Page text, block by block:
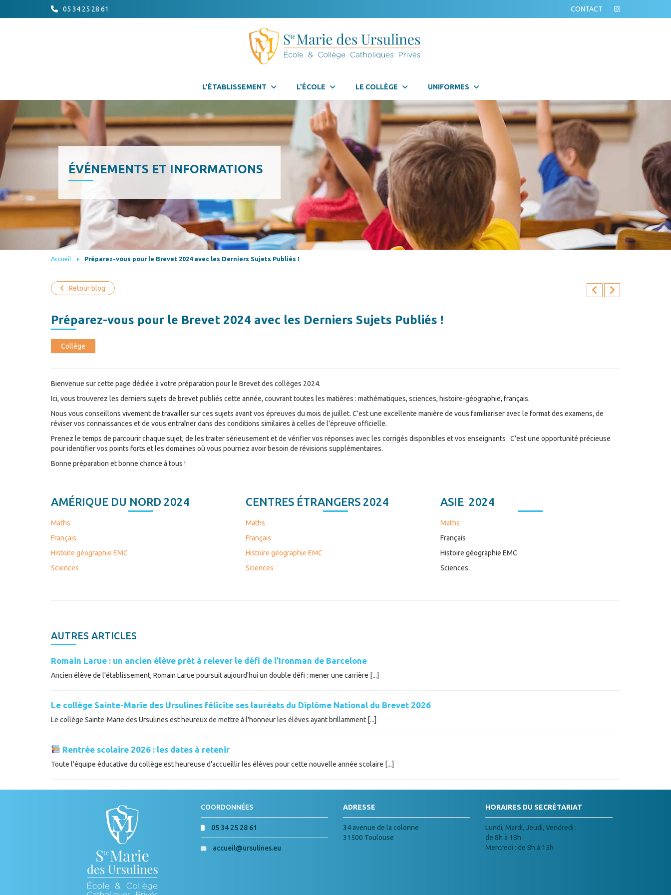
05 34 25 28 61 CONTACT
L’ÉTABLISSEMENT L’ÉCOLE LE COLLÈGE UNIFORMES
ÉVÉNEMENTS ET INFORMATIONS
Accueil Préparez-vous pour le Brevet 2024 avec les Derniers Sujets Publiés !
Retour blog
Préparez-vous pour le Brevet 2024 avec les Derniers Sujets Publiés !
Collège
Bienvenue sur cette page dédiée à votre préparation pour le Brevet des collèges 2024.
Ici, vous trouverez les derniers sujets de brevet publiés cette année, couvrant toutes les matières : mathématiques, sciences, histoire-géographie, français.
Nous vous conseillons vivement de travailler sur ces sujets avant vos épreuves du mois de juillet. C’est une excellente manière de vous familiariser avec le format des examens, de
réviser vos connaissances et de vous entraîner dans des conditions similaires à celles de l’épreuve officielle.
Prenez le temps de parcourir chaque sujet, de les traiter sérieusement et de vérifier vos réponses avec les corrigés disponibles et vos enseignants . C’est une opportunité précieuse
pour identifier vos points forts et les domaines où vous pourriez avoir besoin de révisions supplémentaires.
Bonne préparation et bonne chance à tous !
AMÉRIQUE DU NORD 2024
Maths
Français
Histoire géographie EMC
Sciences
CENTRES ÉTRANGERS 2024
Maths
Français
Histoire géographie EMC
Sciences
ASIE 2024
Maths
Français
Histoire géographie EMC
Sciences
AUTRES ARTICLES
Romain Larue : un ancien élève prêt à relever le défi de l’Ironman de Barcelone
Ancien élève de l'établissement, Romain Larue poursuit aujourd'hui un double défi : mener une carrière [...]
Le collège Sainte-Marie des Ursulines félicite ses lauréats du Diplôme National du Brevet 2026
Le collège Sainte-Marie des Ursulines est heureux de mettre à l'honneur les élèves ayant brillamment [...]
Rentrée scolaire 2026 : les dates à retenir
Toute l'équipe éducative du collège est heureuse d'accueillir les élèves pour cette nouvelle année scolaire [...]
COORDONNÉES
05 34 25 28 61
accueil@ursulines.eu
ADRESSE
34 avenue de la colonne
31500 Toulouse
HORAIRES DU SECRÉTARIAT
Lundi, Mardi, Jeudi, Vendredi :
de 8h à 18h
Mercredi : de 8h à 15h